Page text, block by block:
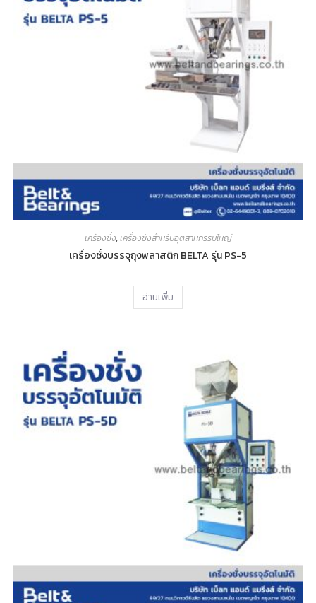
เครื่องชั่ง,เครื่องชั่งสำหรับอุตสาหกรรมใหญ่
เครื่องชั่งบรรจุถุงพลาสติก BELTA รุ่น PS-5
อ่านเพิ่ม